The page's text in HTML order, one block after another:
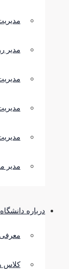
مدیر
مدیر
درباره دانشگاه
کلاس